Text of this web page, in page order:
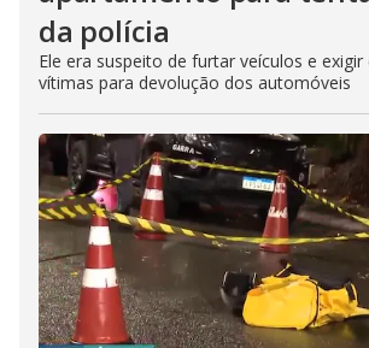
da polícia
Ele era suspeito de furtar veículos e exigir
vítimas para devolução dos automóveis